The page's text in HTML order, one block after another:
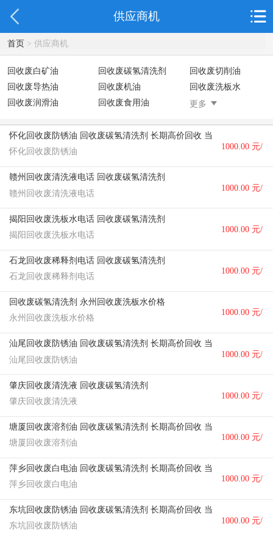
供应商机
首页> 供应商机
回收废白矿油 回收废碳氢清洗剂
回收废切削油
回收废导热油
回收废机油
回收废洗板水
回收废润滑油
回收废食用油
回收废变压器油
回收废二氯甲烷
回收废三氯乙烯
回收废清洗液
回收废防锈油
回收废齿轮油
回收废液压油
回收废溶剂油
回收废四氯乙烯
回收废白电油
废碳氢清洗剂回收
更多
怀化回收废防锈油 回收废碳氢清洗剂 长期高价回收 当场核价
怀化回收废防锈油
1000.00 元/
个
赣州回收废清洗液电话 回收废碳氢清洗剂
赣州回收废清洗液电话
1000.00 元/
个
揭阳回收废洗板水电话 回收废碳氢清洗剂
揭阳回收废洗板水电话
1000.00 元/
个
石龙回收废稀释剂电话 回收废碳氢清洗剂
石龙回收废稀释剂电话
1000.00 元/
个
回收废碳氢清洗剂 永州回收废洗板水价格
永州回收废洗板水价格
1000.00 元/
个
汕尾回收废防锈油 回收废碳氢清洗剂 长期高价回收 当场核价
汕尾回收废防锈油
1000.00 元/
个
肇庆回收废清洗液 回收废碳氢清洗剂
肇庆回收废清洗液
1000.00 元/
个
塘厦回收废溶剂油 回收废碳氢清洗剂 长期高价回收 当场核价
塘厦回收废溶剂油
1000.00 元/
个
萍乡回收废白电油 回收废碳氢清洗剂 长期高价回收 当场核价
萍乡回收废白电油
1000.00 元/
个
东坑回收废防锈油 回收废碳氢清洗剂 长期高价回收 当场核价
东坑回收废防锈油
1000.00 元/